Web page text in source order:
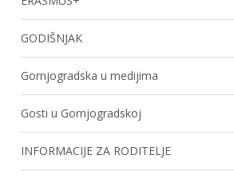
GODIŠNJAK
Gornjogradska u medijima
Gosti u Gornjogradskoj
INFORMACIJE ZA RODITELJE